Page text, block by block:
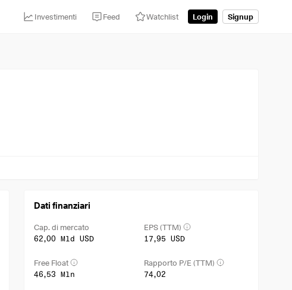
Investimenti Feed Watchlist Login Signup
Dati finanziari
Cap. di mercato
62,00 Mld USD
EPS (TTM)
17,95 USD
Free Float
46,53 Mln
Rapporto P/E (TTM)
74,02